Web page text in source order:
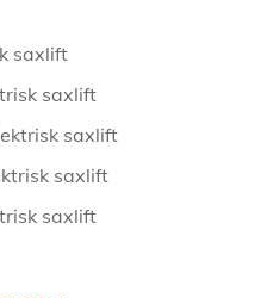
saxlift
saxlift
saxlift
saxlift
saxlift